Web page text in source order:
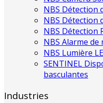
NBS Détection
NBS Détection
NBS Détection
NBS Alarme de
NBS Lumière
SENTINEL
basculantes
Industries